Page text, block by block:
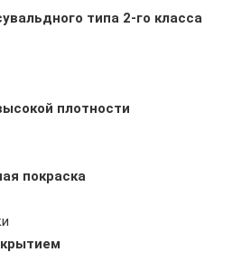
типа 2-го класса
плотности
покраска